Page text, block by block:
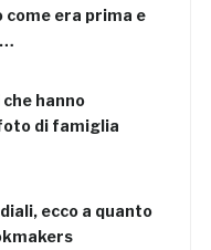
come era prima e
hanno
di famiglia
ecco a quanto